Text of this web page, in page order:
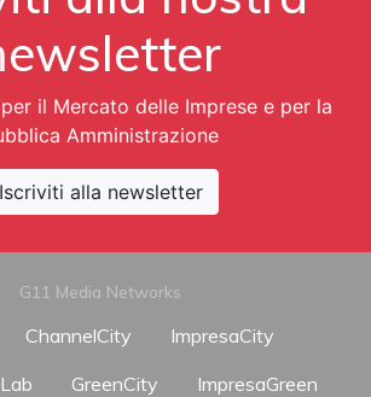
il Mercato delle Imprese e per la
Amministrazione
Iscriviti alla newsletter
G11 Media Networks
ChannelCity
ImpresaCity
GreenCity
ImpresaGreen